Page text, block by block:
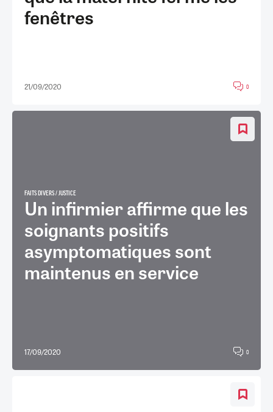
fenêtres
21/09/2020 0
FAITS DIVERS / JUSTICE
Un infirmier affirme que les
soignants positifs
asymptomatiques sont
maintenus en service
17/09/2020 0